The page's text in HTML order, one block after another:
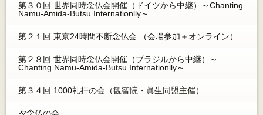
第３０回 世界同時念仏会開催（ドイツから中継）～Chanting
Namu-Amida-Butsu Internationlly～
第２１回 東京24時間不断念仏会 （会場参加＋オンライン）
第２８回 世界同時念仏会開催（ブラジルから中継）～
Chanting Namu-Amida-Butsu Internationlly～
第３４回 1000礼拝の会（観智院・眞生同盟主催）